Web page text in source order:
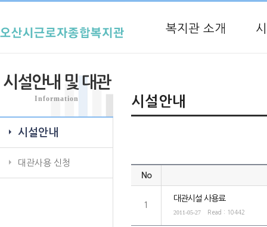
복지관 소개
시설안내 및 대관
Information
시설안내
대관사용 신청
시설안내
No
1
대관시설 사용료
2011-05-27 Read : 10442